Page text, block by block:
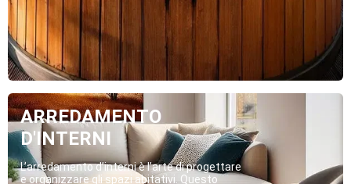
ARREDAMENTO
D'INTERNI
L’arredamento d’interni è l’arte di progettare
e organizzare gli spazi abitativi. Questo